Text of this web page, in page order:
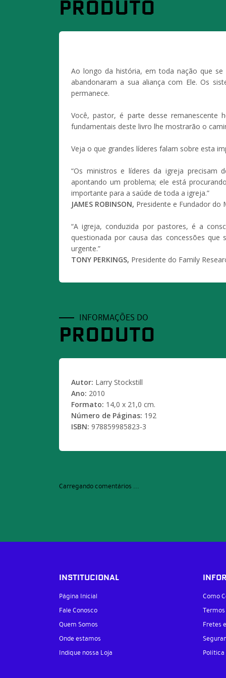
PRODUTO
Ao longo da história, em toda nação que se
abandonaram a sua aliança com Ele. Os
permanece.
Você, pastor, é parte desse
fundamentais deste livro lhe mostrarão o
Veja o que grandes líderes falam sobre esta
“Os ministros e líderes da igreja precisam
apontando um problema; ele está
importante para a saúde de toda a igreja.”
JAMES ROBINSON, Presidente e Fundador do
“A igreja, conduzida por pastores, é a
questionada por causa das concessões
urgente.”
TONY PERKINGS, Presidente do Family
INFORMAÇÕES DO
PRODUTO
Autor: Larry Stockstill
Ano: 2010
Formato: 14,0 x 21,0 cm.
Número de Páginas: 192
ISBN: 978859985823-3
Carregando comentários ...
INSTITUCIONAL
Página Inicial
Fale Conosco
Quem Somos
Onde estamos
Indique nossa Loja
Como
Fretes
Política